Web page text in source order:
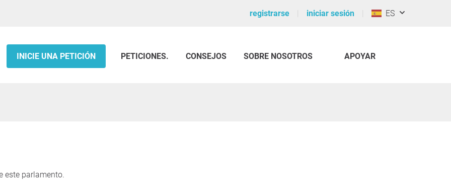
registrarse iniciar sesión ES
INICIE UNA PETICIÓN PETICIONES. CONSEJOS SOBRE NOSOTROS APOYAR
este parlamento.